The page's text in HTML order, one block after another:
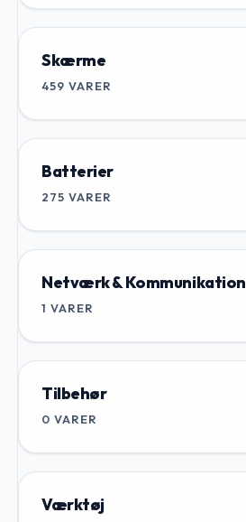
Skærme
459 VARER
Batterier
275 VARER
Netværk & Kommunikation
1 VARER
Tilbehør
0 VARER
Værktøj